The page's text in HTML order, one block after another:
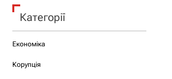
Категорії
Економіка
Корупція